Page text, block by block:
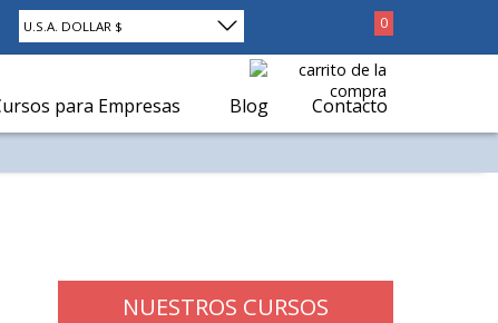
U.S.A. DOLLAR $ 0
para Empresas Blog Contacto
15 de 28 - Mostrar por página
NUESTROS CURSOS